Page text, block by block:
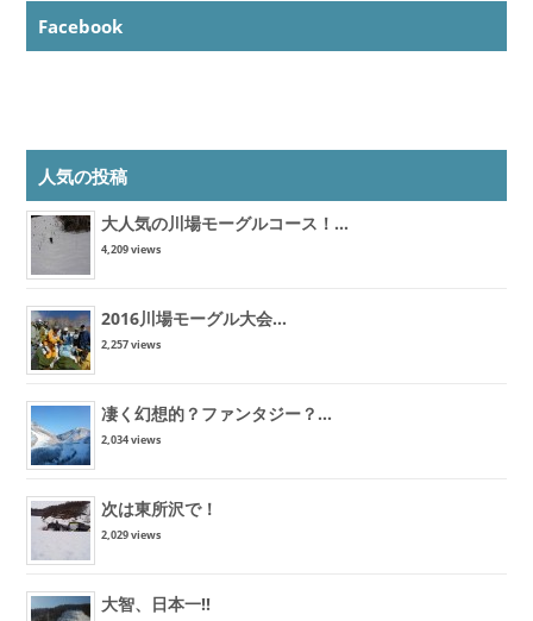
Facebook
人気の投稿
大人気の川場モーグルコース！...
4,209 views
2016川場モーグル大会...
2,257 views
凄く幻想的？ファンタジー？...
2,034 views
次は東所沢で！
2,029 views
大智、日本一!!